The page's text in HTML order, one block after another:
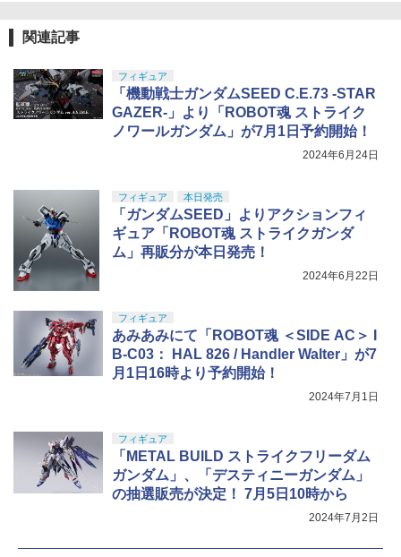
関連記事
フィギュア
「機動戦士ガンダムSEED C.E.73 -STAR
GAZER-」より「ROBOT魂 ストライク
ノワールガンダム」が7月1日予約開始！
2024年6月24日
フィギュア 本日発売
「ガンダムSEED」よりアクションフィ
ギュア「ROBOT魂 ストライクガンダ
ム」再販分が本日発売！
2024年6月22日
フィギュア
あみあみにて「ROBOT魂 ＜SIDE AC＞ I
B-C03： HAL 826 / Handler Walter」が7
月1日16時より予約開始！
2024年7月1日
フィギュア
「METAL BUILD ストライクフリーダム
ガンダム」、「デスティニーガンダム」
の抽選販売が決定！ 7月5日10時から
2024年7月2日